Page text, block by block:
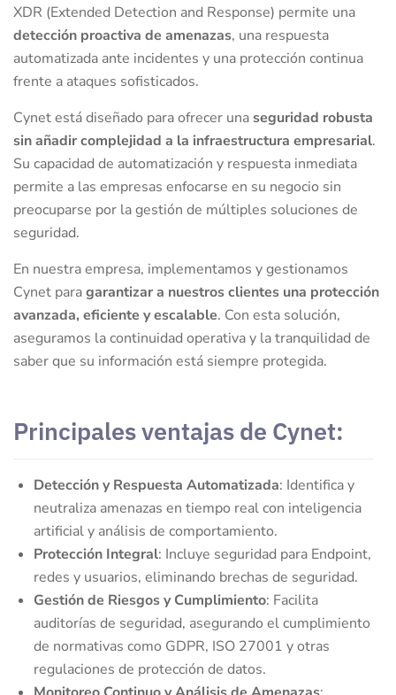
XDR (Extended Detection and Response) permite una
detección proactiva de amenazas, una respuesta
automatizada ante incidentes y una protección continua
frente a ataques sofisticados.
Cynet está diseñado para ofrecer una seguridad robusta
sin añadir complejidad a la infraestructura empresarial.
Su capacidad de automatización y respuesta inmediata
permite a las empresas enfocarse en su negocio sin
preocuparse por la gestión de múltiples soluciones de
seguridad.
En nuestra empresa, implementamos y gestionamos
Cynet paragarantizar a nuestros clientes una protección
avanzada, eficiente y escalable. Con esta solución,
aseguramos la continuidad operativa y la tranquilidad de
saber que su información está siempre protegida.
Principales ventajas de Cynet:
Detección y Respuesta Automatizada: Identifica y
neutraliza amenazas en tiempo real con inteligencia
artificial y análisis de comportamiento.
Protección Integral: Incluye seguridad para Endpoint,
redes y usuarios, eliminando brechas de seguridad.
Gestión de Riesgos y Cumplimiento: Facilita
auditorías de seguridad, asegurando el cumplimiento
de normativas como GDPR, ISO 27001 y otras
regulaciones de protección de datos.